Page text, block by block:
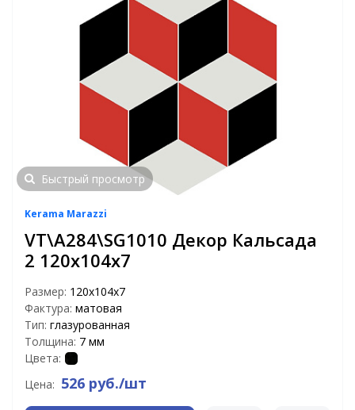
Быстрый просмотр
Kerama Marazzi
VT\A284\SG1010 Декор Кальсада
2 120х104х7
Размер: 120х104х7
Фактура: матовая
Тип: глазурованная
Толщина: 7 мм
Цвета:
Цена: 526 руб./шт